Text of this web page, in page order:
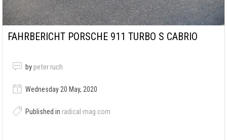
FAHRBERICHT PORSCHE 911 TURBO S CABRIO
by peter ruch
Wednesday 20 May, 2020
Published in radical-mag.com